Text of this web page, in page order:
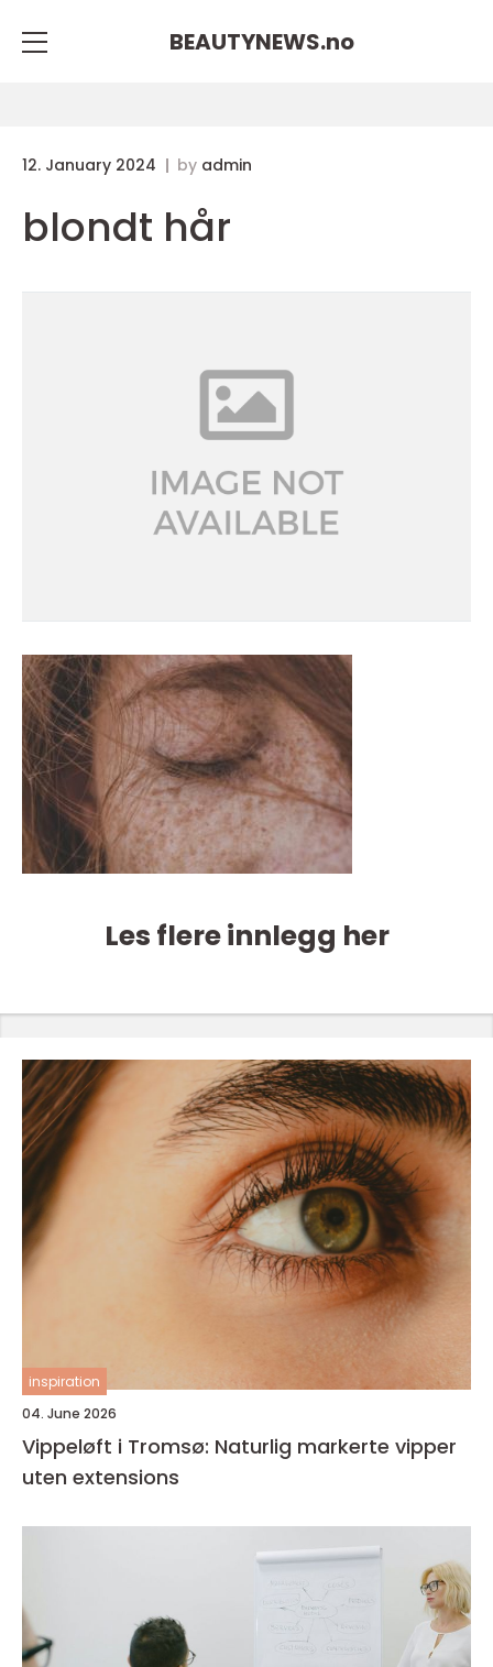
BEAUTYNEWS.no
12. January 2024 by admin
blondt hår
Les flere innlegg her
inspiration
04. June 2026
Vippeløft i Tromsø: Naturlig markerte vipper
uten extensions